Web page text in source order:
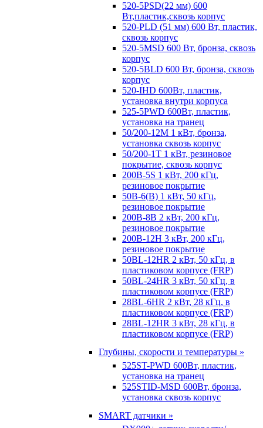
520-5PSD(22 мм) 600
Вт,пластик,сквозь корпус
520-PLD (51 мм) 600 Вт, пластик,
сквозь корпус
520-5MSD 600 Вт, бронза, сквозь
корпус
520-5BLD 600 Вт, бронза, сквозь
корпус
520-IHD 600Вт, пластик,
установка внутри корпуса
525-5PWD 600Вт, пластик,
установка на транец
50/200-12M 1 кВт, бронза,
установка сквозь корпус
50/200-1T 1 кВт, резиновое
покрытие, сквозь корпус
200B-5S 1 кВт, 200 кГц,
резиновое покрытие
50B-6(B) 1 кВт, 50 кГц,
резиновое покрытие
200B-8B 2 кВт, 200 кГц,
резиновое покрытие
200B-12H 3 кВт, 200 кГц,
резиновое покрытие
50BL-12HR 2 кВт, 50 кГц, в
пластиковом корпусе (FRP)
50BL-24HR 3 кВт, 50 кГц, в
пластиковом корпусе (FRP)
28BL-6HR 2 кВт, 28 кГц, в
пластиковом корпусе (FRP)
28BL-12HR 3 кВт, 28 кГц, в
пластиковом корпусе (FRP)
Глубины, скорости и температуры »
525ST-PWD 600Вт, пластик,
установка на транец
525STID-MSD 600Вт, бронза,
установка сквозь корпус
SMART датчики »